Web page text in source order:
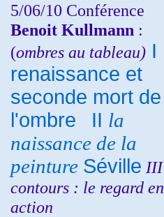
5/06/10 Conférence
Benoit Kullmann :
(ombres au tableau) I
renaissance et
seconde mort de
l'ombre
II la
naissance de la
peinture Séville III
contours : le regard en
action